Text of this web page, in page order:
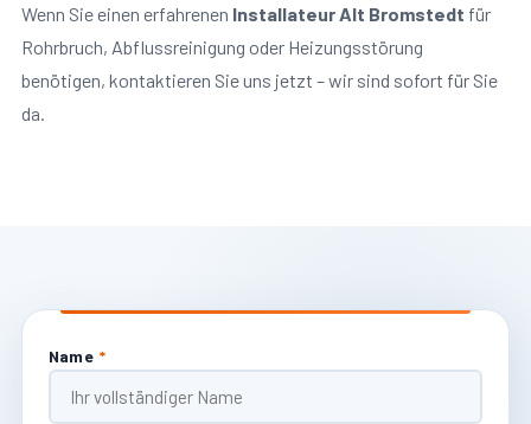
Wenn Sie einen erfahrenen Installateur Alt Bromstedt für
Rohrbruch, Abflussreinigung oder Heizungsstörung
benötigen, kontaktieren Sie uns jetzt – wir sind sofort für Sie
da.
Name *